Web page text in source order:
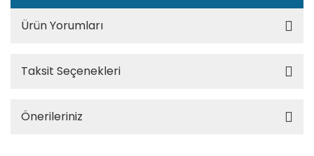
Ürün Yorumları
Taksit Seçenekleri
Önerileriniz